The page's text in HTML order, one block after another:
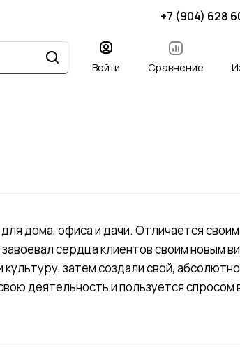
+7 (904) 628
Войти Сравнение
дома, офиса и дачи. Отличается
сердца клиентов своим новым
затем создали свой,
деятельность и пользуется спросом
и пробовать себя в